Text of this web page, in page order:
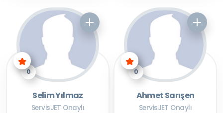
0
Selim Yılmaz
ServisJET Onaylı
0
Ahmet Sarışen
ServisJET Onaylı